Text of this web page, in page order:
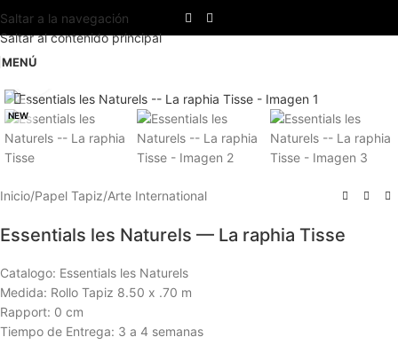
Saltar a la navegación
Saltar al contenido principal
MENÚ
NEW
Inicio/Papel Tapiz/Arte International
Essentials les Naturels — La raphia Tisse
Catalogo: Essentials les Naturels
Medida: Rollo Tapiz 8.50 x .70 m
Rapport: 0 cm
Tiempo de Entrega: 3 a 4 semanas